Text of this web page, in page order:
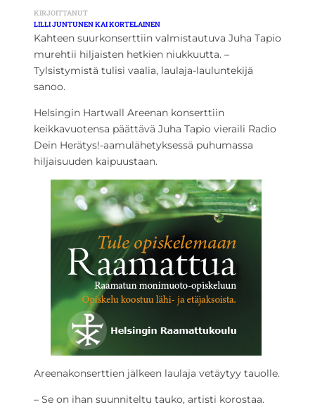
KIRJOITTANUT
LILLI JUNTUNEN KAI KORTELAINEN
Kahteen suurkonserttiin valmistautuva Juha Tapio
murehtii hiljaisten hetkien niukkuutta. –
Tylsistymistä tulisi vaalia, laulaja-lauluntekijä
sanoo.
Helsingin Hartwall Areenan konserttiin
keikkavuotensa päättävä Juha Tapio vieraili Radio
Dein Herätys!-aamulähetyksessä puhumassa
hiljaisuuden kaipuustaan.
Areenakonserttien jälkeen laulaja vetäytyy tauolle.
­– Se on ihan suunniteltu tauko, artisti korostaa.